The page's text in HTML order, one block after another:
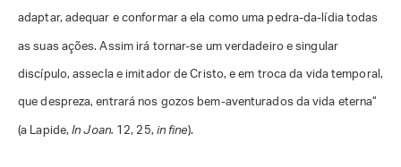
adaptar, adequar e conformar a ela como uma pedra-da-lídia todas
as suas ações. Assim irá tornar-se um verdadeiro e singular
discípulo, assecla e imitador de Cristo, e em troca da vida temporal,
que despreza, entrará nos gozos bem-aventurados da vida eterna”
(a Lapide,In Joan. 12, 25, in fine).